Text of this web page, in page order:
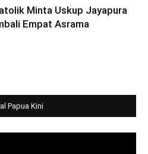
Minta Uskup Jayapura
Empat Asrama
Papua Kini